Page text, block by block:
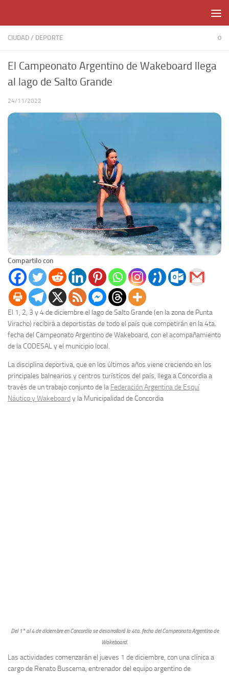
CIUDAD / DEPORTE 0
El Campeonato Argentino de Wakeboard llega
al lago de Salto Grande
24/11/2022
Compartilo con
El 1, 2, 3 y 4 de diciembre el lago de Salto Grande (en la zona de Punta
Viracho) recibirá a deportistas de todo el país que competirán en la 4ta.
fecha del Campeonato Argentino de Wakeboard, con el acompañamiento
de la CODESAL y el municipio local.
La disciplina deportiva, que en los últimos años viene creciendo en los
principales balnearios y centros turísticos del país, llega a Concordia a
través de un trabajo conjunto de la Federación Argentina de Esquí
Náutico y Wakeboardy la Municipalidad de Concordia
Del 1° al 4 de diciembre en Concordia se desarrollará la 4ta. fecha del Campeonato Argentino de
Wakeboard.
Las actividades comenzarán el jueves 1 de diciembre, con una clínica a
cargo de Renato Buscema, entrenador del equipo argentino de